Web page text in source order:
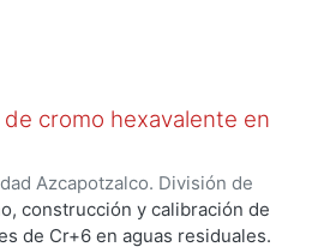
cromo hexavalente en
Azcapotzalco. División de
,2024)BARRALES-
Rita; Barrales
construcción y calibración de
de Cr+6 en aguas residuales.